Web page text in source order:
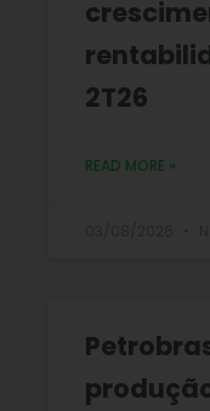
2T26
READ MORE »